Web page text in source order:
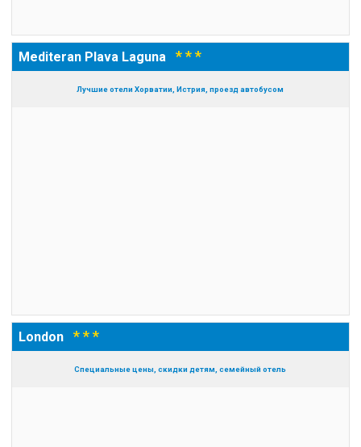
Mediteran Plava Laguna* * *
Лучшие отели Хорватии, Истрия, проезд автобусом
London* * *
Специальные цены, скидки детям, семейный отель